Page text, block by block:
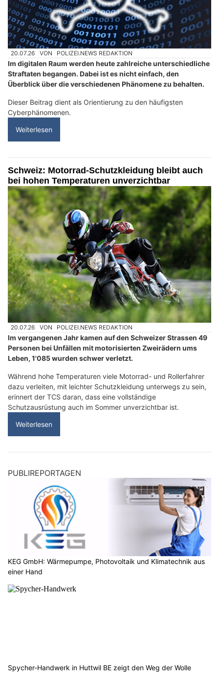
20.07.26 VON POLIZEI.NEWS REDAKTION
Im digitalen Raum werden heute zahlreiche unterschiedliche
Straftaten begangen. Dabei ist es nicht einfach, den
Überblick über die verschiedenen Phänomene zu behalten.
Dieser Beitrag dient als Orientierung zu den häufigsten
Cyberphänomenen.
Weiterlesen
Schweiz: Motorrad-Schutzkleidung bleibt auch
bei hohen Temperaturen unverzichtbar
20.07.26 VON POLIZEI.NEWS REDAKTION
Im vergangenen Jahr kamen auf den Schweizer Strassen 49
Personen bei Unfällen mit motorisierten Zweirädern ums
Leben, 1'085 wurden schwer verletzt.
Während hohe Temperaturen viele Motorrad- und Rollerfahrer
dazu verleiten, mit leichter Schutzkleidung unterwegs zu sein,
erinnert der TCS daran, dass eine vollständige
Schutzausrüstung auch im Sommer unverzichtbar ist.
Weiterlesen
PUBLIREPORTAGEN
KEG GmbH: Wärmepumpe, Photovoltaik und Klimatechnik aus
einer Hand
Spycher-Handwerk in Huttwil BE zeigt den Weg der Wolle